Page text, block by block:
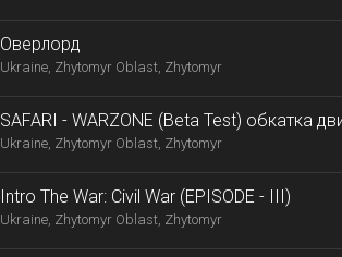
Оверлорд
Ukraine, Zhytomyr Oblast, Zhytomyr
SAFARI - WARZONE (Beta Test) обкатка
Ukraine, Zhytomyr Oblast, Zhytomyr
Intro The War: Civil War (EPISODE - III)
Ukraine, Zhytomyr Oblast, Zhytomyr